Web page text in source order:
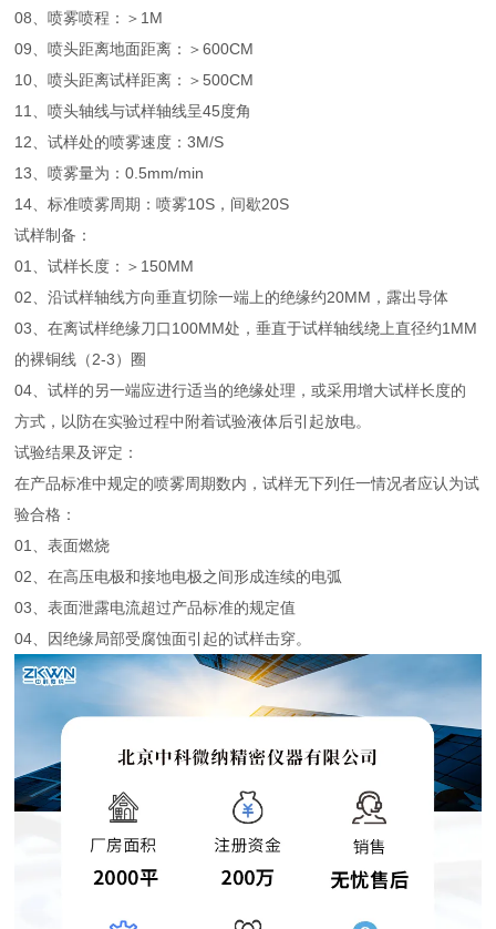
08、喷雾喷程：＞1M
09、喷头距离地面距离：＞600CM
10、喷头距离试样距离：＞500CM
11、喷头轴线与试样轴线呈45度角
12、试样处的喷雾速度：3M/S
13、喷雾量为：0.5mm/min
14、标准喷雾周期：喷雾10S，间歇20S
试样制备：
01、试样长度：＞150MM
02、沿试样轴线方向垂直切除一端上的绝缘约20MM，露出导体
03、在离试样绝缘刀口100MM处，垂直于试样轴线绕上直径约1MM
的裸铜线（2-3）圈
04、试样的另一端应进行适当的绝缘处理，或采用增大试样长度的
方式，以防在实验过程中附着试验液体后引起放电。
试验结果及评定：
在产品标准中规定的喷雾周期数内，试样无下列任一情况者应认为试
验合格：
01、表面燃烧
02、在高压电极和接地电极之间形成连续的电弧
03、表面泄露电流超过产品标准的规定值
04、因绝缘局部受腐蚀面引起的试样击穿。